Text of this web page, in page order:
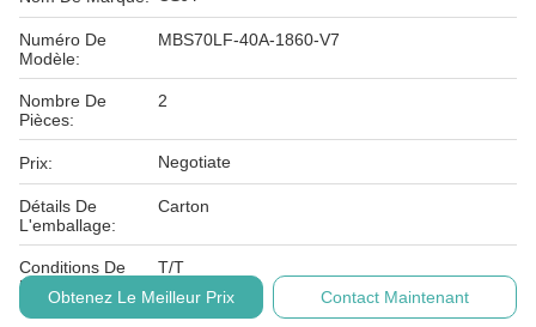
Numéro De
Modèle:
MBS70LF-40A-1860-V7
Nombre De
Pièces:
2
Prix: Negotiate
Détails De
L'emballage:
Carton
Conditions De
Paiement:
T/T
Obtenez Le Meilleur Prix
Contact Maintenant